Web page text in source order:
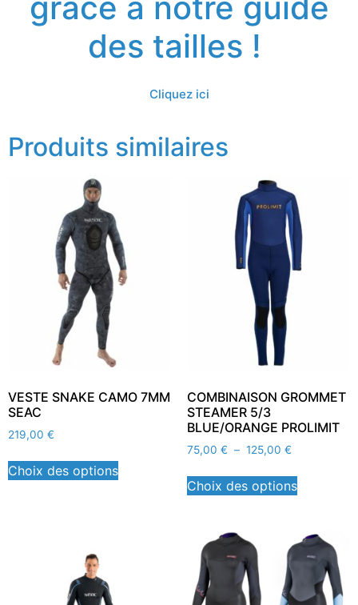
des tailles !
Cliquez ici
Produits similaires
VESTE SNAKE CAMO 7MM
SEAC
219,00 €
Choix des options
COMBINAISON GROMMET
STEAMER 5/3
BLUE/ORANGE PROLIMIT
75,00 € – 125,00 €
Choix des options